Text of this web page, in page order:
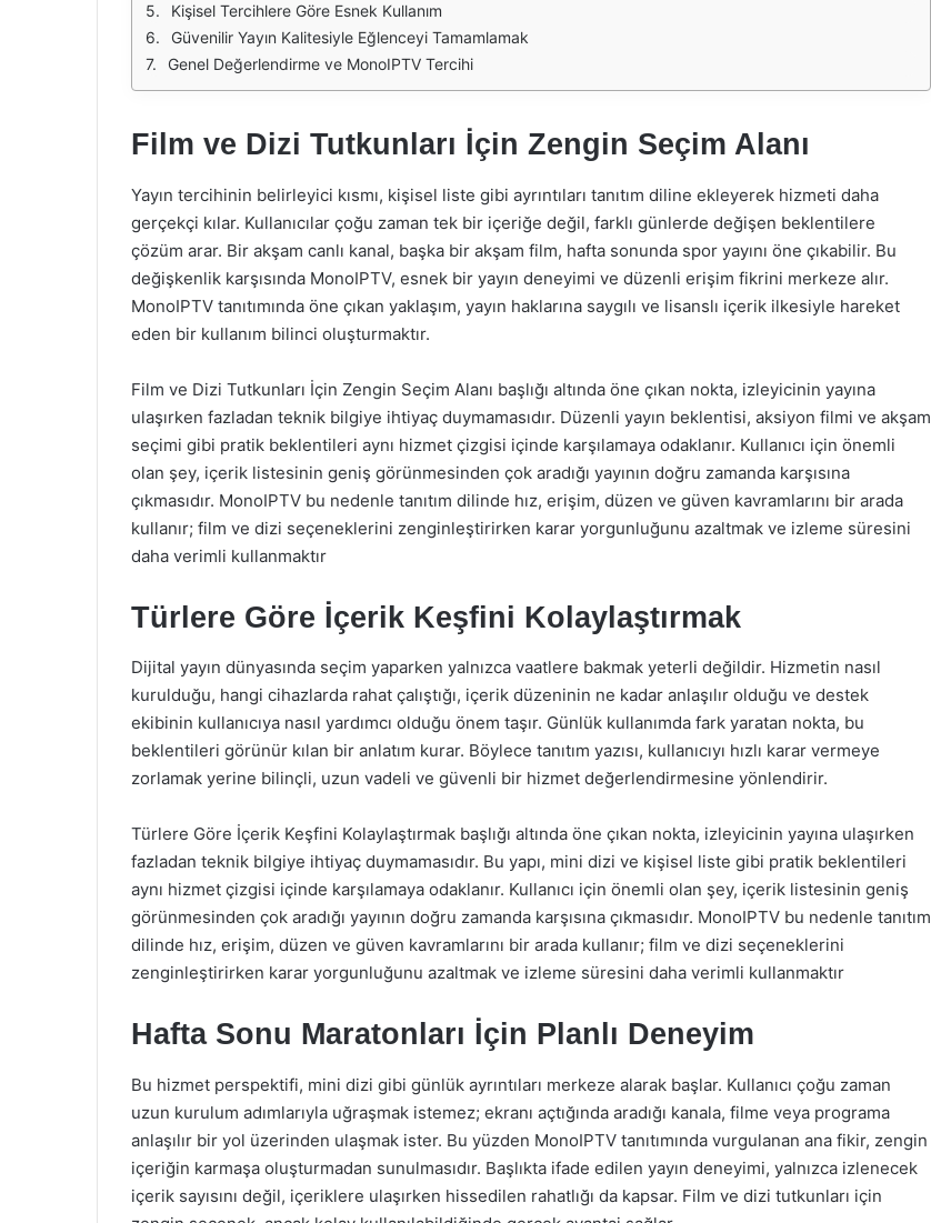
Kişisel Tercihlere Göre Esnek Kullanım
Güvenilir Yayın Kalitesiyle Eğlenceyi Tamamlamak
Genel Değerlendirme ve MonoIPTV Tercihi
Film ve Dizi Tutkunları İçin Zengin Seçim Alanı
Yayın tercihinin belirleyici kısmı, kişisel liste gibi ayrıntıları tanıtım diline ekleyerek hizmeti daha
gerçekçi kılar. Kullanıcılar çoğu zaman tek bir içeriğe değil, farklı günlerde değişen beklentilere
çözüm arar. Bir akşam canlı kanal, başka bir akşam film, hafta sonunda spor yayını öne çıkabilir. Bu
değişkenlik karşısında MonoIPTV, esnek bir yayın deneyimi ve düzenli erişim fikrini merkeze alır.
MonoIPTV tanıtımında öne çıkan yaklaşım, yayın haklarına saygılı ve lisanslı içerik ilkesiyle hareket
eden bir kullanım bilinci oluşturmaktır.
Film ve Dizi Tutkunları İçin Zengin Seçim Alanı başlığı altında öne çıkan nokta, izleyicinin yayına
ulaşırken fazladan teknik bilgiye ihtiyaç duymamasıdır. Düzenli yayın beklentisi, aksiyon filmi ve akşam
seçimi gibi pratik beklentileri aynı hizmet çizgisi içinde karşılamaya odaklanır. Kullanıcı için önemli
olan şey, içerik listesinin geniş görünmesinden çok aradığı yayının doğru zamanda karşısına
çıkmasıdır. MonoIPTV bu nedenle tanıtım dilinde hız, erişim, düzen ve güven kavramlarını bir arada
kullanır; film ve dizi seçeneklerini zenginleştirirken karar yorgunluğunu azaltmak ve izleme süresini
daha verimli kullanmaktır
Türlere Göre İçerik Keşfini Kolaylaştırmak
Dijital yayın dünyasında seçim yaparken yalnızca vaatlere bakmak yeterli değildir. Hizmetin nasıl
kurulduğu, hangi cihazlarda rahat çalıştığı, içerik düzeninin ne kadar anlaşılır olduğu ve destek
ekibinin kullanıcıya nasıl yardımcı olduğu önem taşır. Günlük kullanımda fark yaratan nokta, bu
beklentileri görünür kılan bir anlatım kurar. Böylece tanıtım yazısı, kullanıcıyı hızlı karar vermeye
zorlamak yerine bilinçli, uzun vadeli ve güvenli bir hizmet değerlendirmesine yönlendirir.
Türlere Göre İçerik Keşfini Kolaylaştırmak başlığı altında öne çıkan nokta, izleyicinin yayına ulaşırken
fazladan teknik bilgiye ihtiyaç duymamasıdır. Bu yapı, mini dizi ve kişisel liste gibi pratik beklentileri
aynı hizmet çizgisi içinde karşılamaya odaklanır. Kullanıcı için önemli olan şey, içerik listesinin geniş
görünmesinden çok aradığı yayının doğru zamanda karşısına çıkmasıdır. MonoIPTV bu nedenle tanıtım
dilinde hız, erişim, düzen ve güven kavramlarını bir arada kullanır; film ve dizi seçeneklerini
zenginleştirirken karar yorgunluğunu azaltmak ve izleme süresini daha verimli kullanmaktır
Hafta Sonu Maratonları İçin Planlı Deneyim
Bu hizmet perspektifi, mini dizi gibi günlük ayrıntıları merkeze alarak başlar. Kullanıcı çoğu zaman
uzun kurulum adımlarıyla uğraşmak istemez; ekranı açtığında aradığı kanala, filme veya programa
anlaşılır bir yol üzerinden ulaşmak ister. Bu yüzden MonoIPTV tanıtımında vurgulanan ana fikir, zengin
içeriğin karmaşa oluşturmadan sunulmasıdır. Başlıkta ifade edilen yayın deneyimi, yalnızca izlenecek
içerik sayısını değil, içeriklere ulaşırken hissedilen rahatlığı da kapsar. Film ve dizi tutkunları için